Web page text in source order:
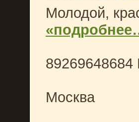
Молодой,
89269648684
Москва